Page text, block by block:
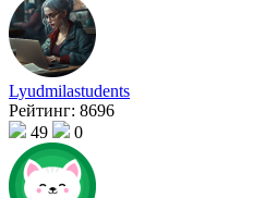
Lyudmilastudents
Рейтинг: 8696
49
0